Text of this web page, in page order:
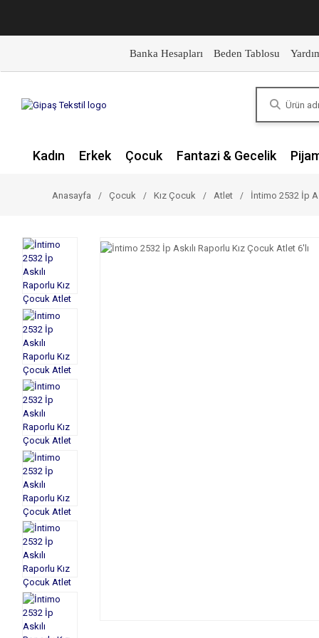
Banka Hesapları Beden Tablosu
Kadın Erkek Çocuk Fantazi & Gecelik
Anasayfa Çocuk Kız Çocuk Atlet İntimo 2532 İp